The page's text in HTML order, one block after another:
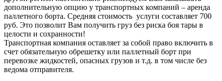
дополнительную опцию у транспортных компаний – аренда
паллетного борта. Средняя стоимость услуги составляет 700
руб. Это позволит Вам получить груз без риска боя тары в
целости и сохранности!
Транспортная компания оставляет за собой право включить в
счет обязательную обрешетку или паллетный борт при
перевозке жидкостей, опасных грузов и т.д. в том числе без
ведома отправителя.